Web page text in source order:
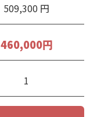
509,300 円
460,000円
1